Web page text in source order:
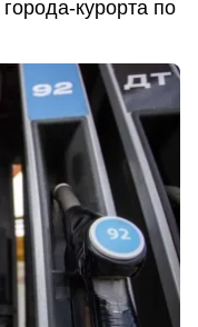
курорта по